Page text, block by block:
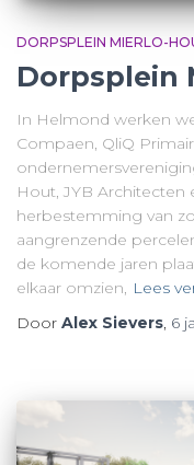
DORPSPLEIN MIERLO-
Dorpsplein
In Helmond werken
Compaen, QliQ
Hout, JYB
herbestemming van
aangrenzende
de komende jaren
elkaar omzien,
Lees
Door Alex Sievers 6